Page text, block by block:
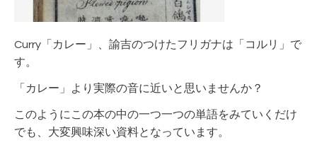
Curry「カレー」、諭吉のつけたフリガナは「コルリ」で
す。
「カレー」より実際の音に近いと思いませんか？
このようにこの本の中の一つ一つの単語をみていくだけ
でも、大変興味深い資料となっています。